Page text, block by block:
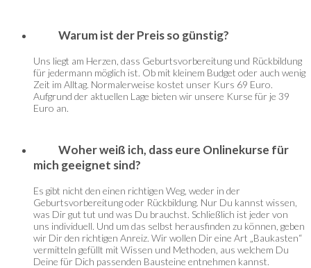
Warum ist der Preis so günstig?
Uns liegt am Herzen, dass Geburtsvorbereitung und Rückbildung
für jedermann möglich ist. Ob mit kleinem Budget oder auch wenig
Zeit im Alltag. Normalerweise kostet unser Kurs 69 Euro.
Aufgrund der aktuellen Lage bieten wir unsere Kurse für je 39
Euro an.
Woher weiß ich, dass eure Onlinekurse für
mich geeignet sind?
Es gibt nicht den einen richtigen Weg, weder in der
Geburtsvorbereitung oder Rückbildung. Nur Du kannst wissen,
was Dir gut tut und was Du brauchst. Schließlich ist jeder von
uns individuell. Und um das selbst herausfinden zu können, geben
wir Dir den richtigen Anreiz. Wir wollen Dir eine Art „Baukasten“
vermitteln gefüllt mit Wissen und Methoden, aus welchem Du
Deine für Dich passenden Bausteine entnehmen kannst.